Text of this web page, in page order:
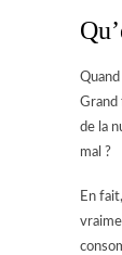
Grand
de la
mal ?
En